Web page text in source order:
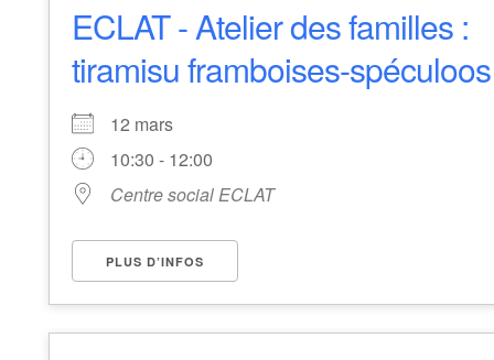
ECLAT - Atelier des familles :
tiramisu framboises-spéculoos
12 mars
10:30 - 12:00
Centre social ECLAT
PLUS D’INFOS